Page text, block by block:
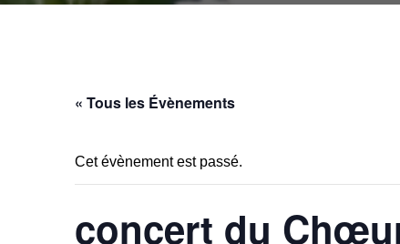
« Tous les Évènements
Cet évènement est passé.
concert du